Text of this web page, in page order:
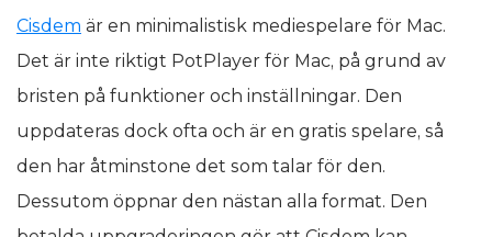
Cisdem är en minimalistisk mediespelare för Mac.
Det är inte riktigt PotPlayer för Mac, på grund av
bristen på funktioner och inställningar. Den
uppdateras dock ofta och är en gratis spelare, så
den har åtminstone det som talar för den.
Dessutom öppnar den nästan alla format. Den